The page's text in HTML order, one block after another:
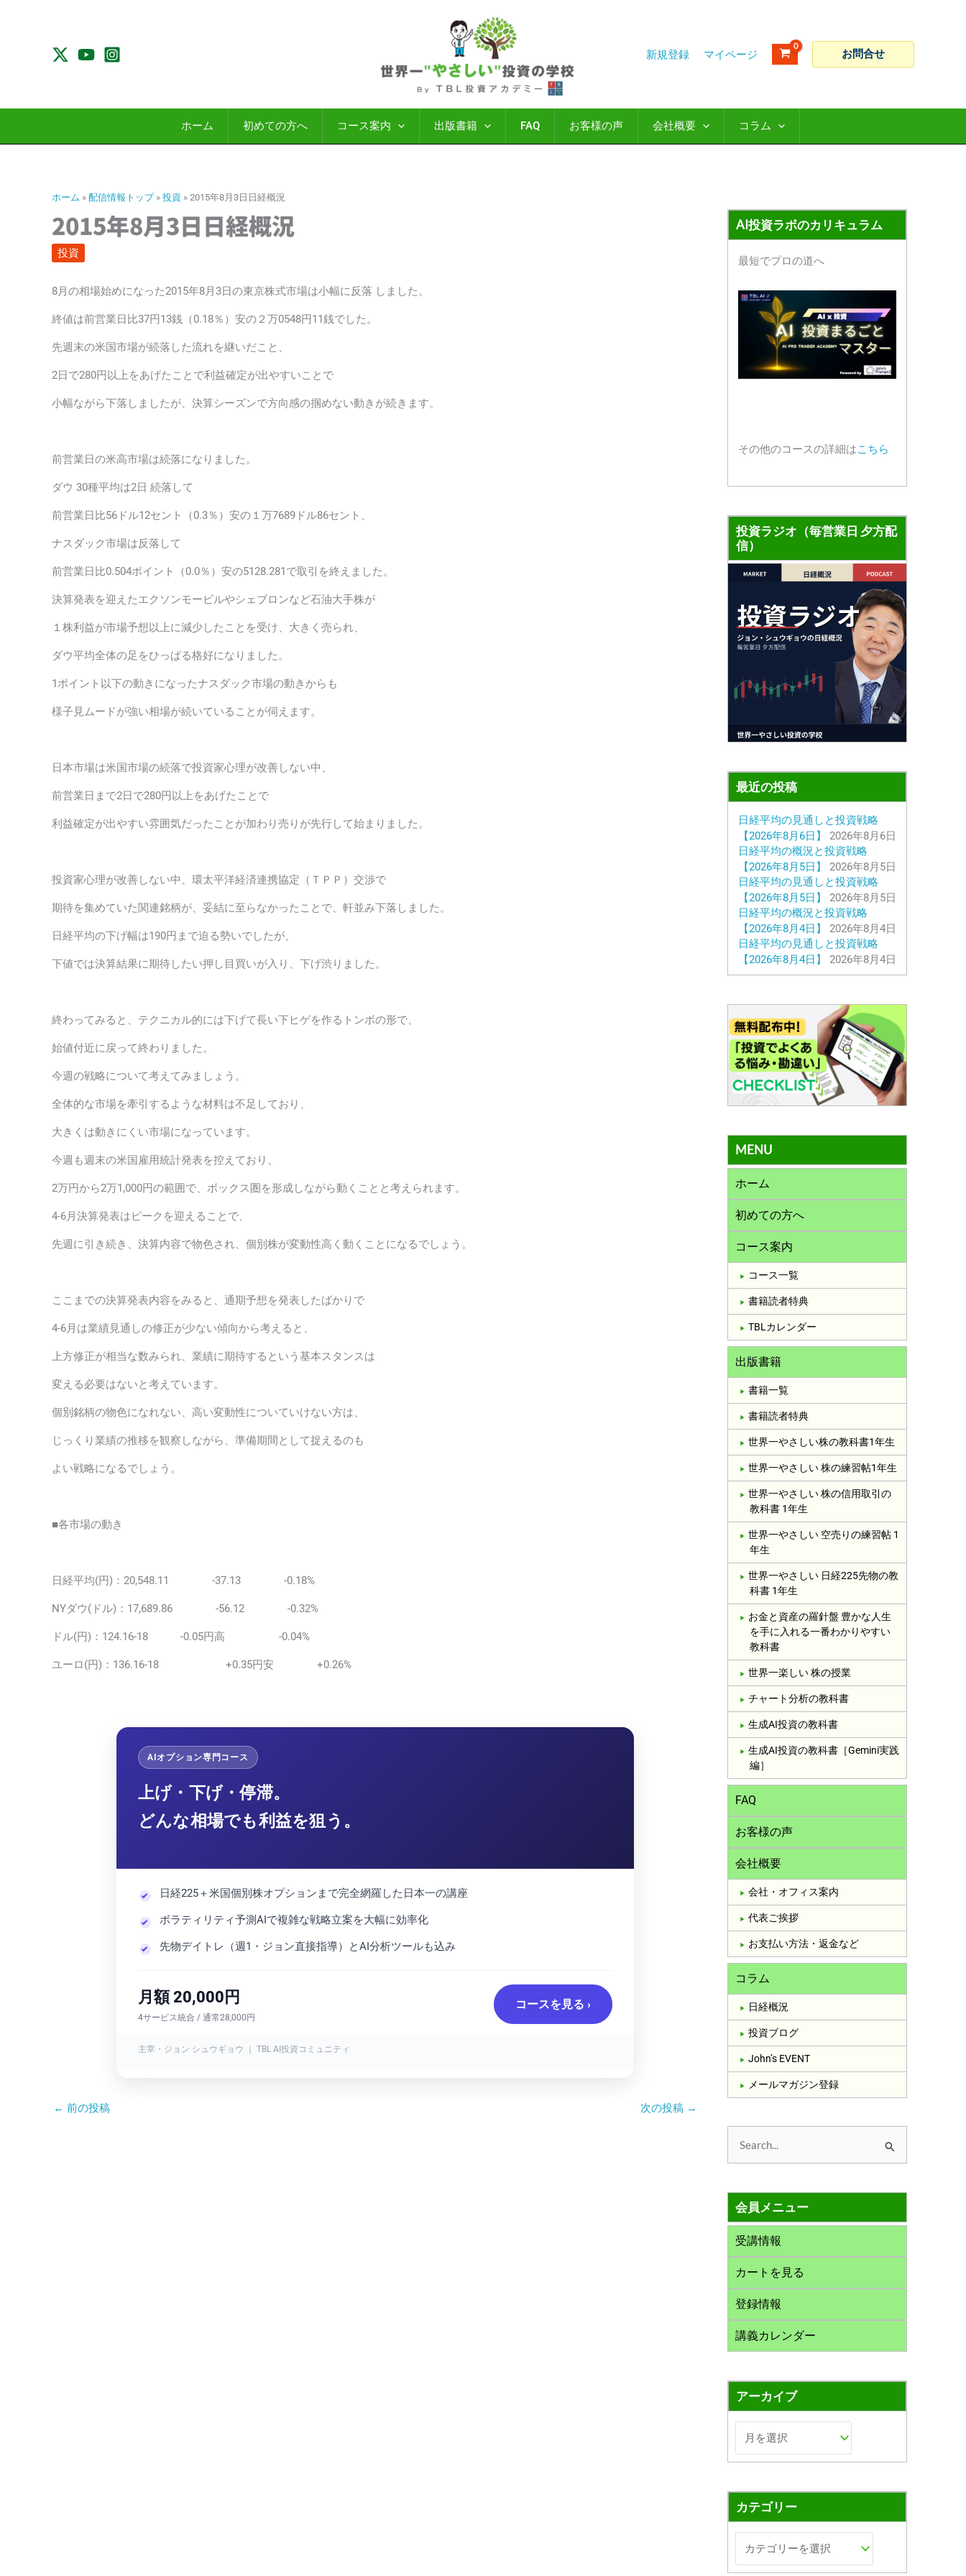
プ
新規登録 お問合せ
ホーム 初めての方へ コース案内 出版書籍 FAQ お客様の声 会社概要 コラム
ホーム » 配信情報トップ» 投資 » 2015年8月3日日経概況
2015年8月3日日経概況
投資
8月の相場始めになった2015年8月3日の東京株式市場は小幅に反落 しました。
終値は前営業日比37円13銭（0.18％）安の２万0548円11銭でした。
先週末の米国市場が続落した流れを継いだこと、
2日で280円以上をあげたことで利益確定が出やすいことで
小幅ながら下落しましたが、決算シーズンで方向感の掴めない動きが続きます。
前営業日の米高市場は続落になりました。
ダウ 30種平均は2日 続落して
前営業日比56ドル12セント（0.3％）安の１万7689ドル86セント、
ナスダック市場は反落して
前営業日比0.504ポイント（0.0％）安の5128.281で取引を終えました。
決算発表を迎えたエクソンモービルやシェブロンなど石油大手株が
１株利益が市場予想以上に減少したことを受け、大きく売られ、
ダウ平均全体の足をひっぱる格好になりました。
1ポイント以下の動きになったナスダック市場の動きからも
様子見ムードが強い相場が続いていることが伺えます。
日本市場は米国市場の続落で投資家心理が改善しない中、
前営業日まで2日で280円以上をあげたことで
利益確定が出やすい雰囲気だったことが加わり売りが先行して始まりました。
投資家心理が改善しない中、環太平洋経済連携協定（ＴＰＰ）交渉で
期待を集めていた関連銘柄が、妥結に至らなかったことで、軒並み下落しました。
日経平均の下げ幅は190円まで迫る勢いでしたが、
下値では決算結果に期待したい押し目買いが入り、下げ渋りました。
終わってみると、テクニカル的には下げて長い下ヒゲを作るトンボの形で、
始値付近に戻って終わりました。
今週の戦略について考えてみましょう。
全体的な市場を牽引するような材料は不足しており、
大きくは動きにくい市場になっています。
今週も週末の米国雇用統計発表を控えており、
2万円から2万1,000円の範囲で、ボックス圏を形成しながら動くことと考えられます。
4-6月決算発表はピークを迎えることで、
先週に引き続き、決算内容で物色され、個別株が変動性高く動くことになるでしょう。
ここまでの決算発表内容をみると、通期予想を発表したばかりで
4-6月は業績見通しの修正が少ない傾向から考えると、
上方修正が相当な数みられ、業績に期待するという基本スタンスは
変える必要はないと考えています。
個別銘柄の物色になれない、高い変動性についていけない方は、
じっくり業績の推移を観察しながら、準備期間として捉えるのも
よい戦略になるでしょう。
■各市場の動き
日経平均(円)：20,548.11 -37.13 -0.18%
NYダウ(ドル)：17,689.86 -56.12 -0.32%
ドル(円)：124.16-18 -0.05円高 -0.04%
ユーロ(円)：136.16-18 +0.35円安 +0.26%
AIオプション専門コース
上げ・下げ・停滞。
どんな相場でも利益を狙う。
日経225＋米国個別株オプションまで完全網羅した日本一の講座
ボラティリティ予測AIで複雑な戦略立案を大幅に効率化
先物デイトレ（週1・ジョン直接指導）とAI分析ツールも込み
月額 20,000円
4サービス統合 / 通常28,000円
コースを見る ›
主宰・ジョン シュウギョウ ｜ TBL AI投資コミュニティ
← 前の投稿 次の投稿 →
AI投資ラボのカリキュラム
最短でプロの道へ
その他のコースの詳細はこちら
投資ラジオ（毎営業日 夕方配
信）
最近の投稿
日経平均の見通しと投資戦略
【2026年8月6日】
2026年8月6日
日経平均の概況と投資戦略
【2026年8月5日】
2026年8月5日
日経平均の見通しと投資戦略
【2026年8月5日】
2026年8月5日
日経平均の概況と投資戦略
【2026年8月4日】
2026年8月4日
日経平均の見通しと投資戦略
【2026年8月4日】
2026年8月4日
MENU
ホーム
初めての方へ
コース案内
コース一覧
書籍読者特典
TBLカレンダー
出版書籍
書籍一覧
書籍読者特典
世界一やさしい株の教科書1年生
世界一やさしい 株の練習帖1年生
世界一やさしい 株の信用取引の
教科書 1年生
世界一やさしい 空売りの練習帖 1
年生
世界一やさしい 日経225先物の教
科書 1年生
お金と資産の羅針盤 豊かな人生
を手に入れる一番わかりやすい
教科書
世界一楽しい 株の授業
チャート分析の教科書
生成AI投資の教科書
生成AI投資の教科書［Gemini実践
編］
FAQ
お客様の声
会社概要
会社・オフィス案内
代表ご挨拶
お支払い方法・返金など
コラム
日経概況
投資ブログ
John’s EVENT
メールマガジン登録
対
象会員メニュー
受講情報
カートを見る
登録情報
講義カレンダー
アーカイブ
カ
カテゴリー
ゴ